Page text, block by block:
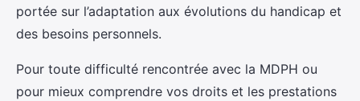
portée sur l’adaptation aux évolutions du handicap et
des besoins personnels.
Pour toute difficulté rencontrée avec la MDPH ou
pour mieux comprendre vos droits et les prestations